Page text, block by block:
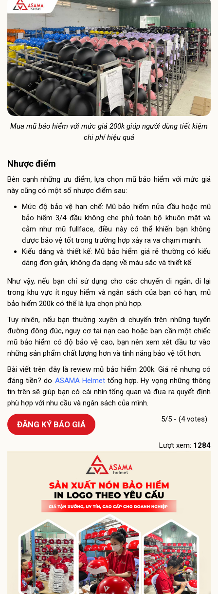
Mua mũ bảo hiểm với mức giá 200k giúp người dùng tiết kiệm
chi phí hiệu quả
Nhược điểm
Bên cạnh những ưu điểm, lựa chọn mũ bảo hiểm với mức giá
này cũng có một số nhược điểm sau:
Mức độ bảo vệ hạn chế: Mũ bảo hiểm nửa đầu hoặc mũ
bảo hiểm 3/4 đầu không che phủ toàn bộ khuôn mặt và
cằm như mũ fullface, điều này có thể khiến bạn không
được bảo vệ tốt trong trường hợp xảy ra va chạm mạnh.
Kiểu dáng và thiết kế: Mũ bảo hiểm giá rẻ thường có kiểu
dáng đơn giản, không đa dạng về màu sắc và thiết kế.
Như vậy, nếu bạn chỉ sử dụng cho các chuyến đi ngắn, đi lại
trong khu vực ít nguy hiểm và ngân sách của bạn có hạn, mũ
bảo hiểm 200k có thể là lựa chọn phù hợp.
Tuy nhiên, nếu bạn thường xuyên di chuyển trên những tuyến
đường đông đúc, nguy cơ tai nạn cao hoặc bạn cần một chiếc
mũ bảo hiểm có độ bảo vệ cao, bạn nên xem xét đầu tư vào
những sản phẩm chất lượng hơn và tính năng bảo vệ tốt hơn.
Bài viết trên đây là review mũ bảo hiểm 200k: Giá rẻ nhưng có
đáng tiền? do ASAMA Helmettổng hợp. Hy vọng những thông
tin trên sẽ giúp bạn có cái nhìn tổng quan và đưa ra quyết định
phù hợp với nhu cầu và ngân sách của mình.
5/5 - (4 votes)
ĐĂNG KÝ BÁO GIÁ
Lượt xem: 1284